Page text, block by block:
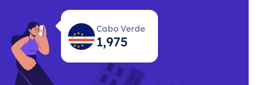
Cabo Verde
2,021